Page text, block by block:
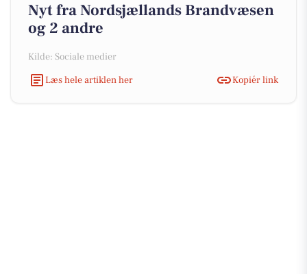
Nyt fra Nordsjællands Brandvæsen
og 2 andre
Kilde: Sociale medier
Læs hele artiklen her
Kopiér link